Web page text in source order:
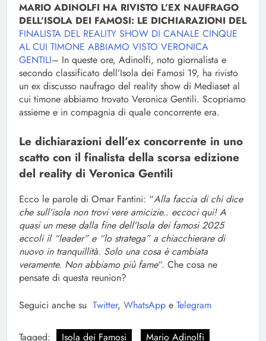
MARIO ADINOLFI HA RIVISTO L’EX NAUFRAGO
DELL’ISOLA DEI FAMOSI: LE DICHIARAZIONI DEL
FINALISTA DEL REALITY SHOW DI CANALE CINQUE
AL CUI TIMONE ABBIAMO VISTO VERONICA
GENTILI– In queste ore, Adinolfi, noto giornalista e
secondo classificato dell’Isola dei Famosi 19, ha rivisto
un ex discusso naufrago del reality show di Mediaset al
cui timone abbiamo trovato Veronica Gentili. Scopriamo
assieme e in compagnia di quale concorrente era.
Le dichiarazioni dell’ex concorrente in uno
scatto con il finalista della scorsa edizione
del reality di Veronica Gentili
Ecco le parole di Omar Fantini: “Alla faccia di chi dice
che sull’isola non trovi vere amicizie.. eccoci qui! A
quasi un mese dalla fine dell’Isola dei famosi 2025
eccoli il “leader” e “lo stratega” a chiacchierare di
nuovo in tranquillità. Solo una cosa è cambiata
veramente. Non abbiamo più fame“. Che cosa ne
pensate di questa reunion?
Seguici anche su Twitter, WhatsApp e Telegram
Tagged: Isola dei Famosi Mario Adinolfi